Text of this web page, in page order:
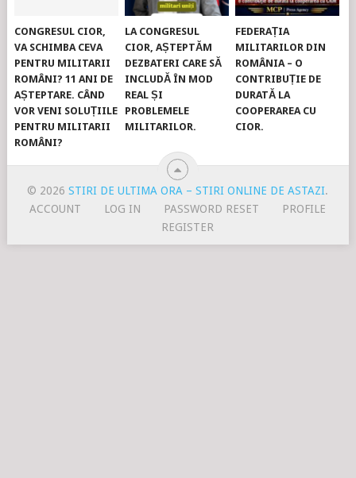
CONGRESUL CIOR,
VA SCHIMBA CEVA
PENTRU MILITARII
ROMÂNI? 11 ANI DE
AȘTEPTARE. CÂND
VOR VENI SOLUȚIILE
PENTRU MILITARII
ROMÂNI?
LA CONGRESUL
CIOR, AȘTEPTĂM
DEZBATERI CARE SĂ
INCLUDĂ ÎN MOD
REAL ȘI
PROBLEMELE
MILITARILOR.
FEDERAȚIA
MILITARILOR DIN
ROMÂNIA – O
CONTRIBUȚIE DE
DURATĂ LA
COOPERAREA CU
CIOR.
© 2026STIRI DE ULTIMA ORA – STIRI ONLINE DE ASTAZI.
ACCOUNT
LOG IN PASSWORD RESET
PROFILE
REGISTER